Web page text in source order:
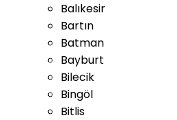
Balıkesir
Bartın
Batman
Bayburt
Bilecik
Bingöl
Bitlis